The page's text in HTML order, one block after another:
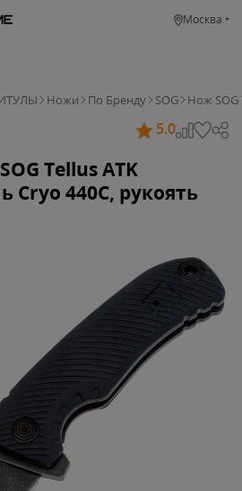
Москва
Ножи По Бренду SOG Нож SOG
5.0
Tellus ATK
Cryo 440C, рукоять